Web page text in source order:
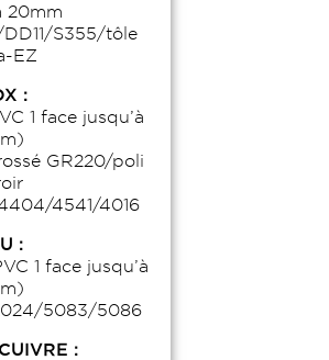
20mm
S355/tôle
EZ
:
1 face jusqu’à
GR220/poli
4541/4016
:
1 face jusqu’à
5083/5086
: